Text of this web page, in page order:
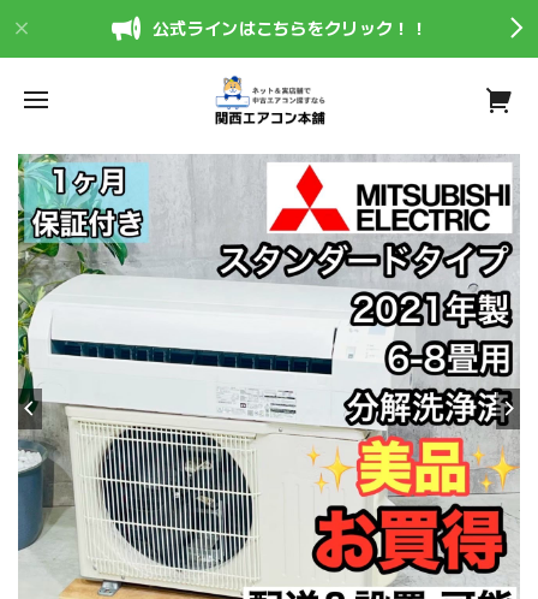
公式ラインはこちらをクリック！！